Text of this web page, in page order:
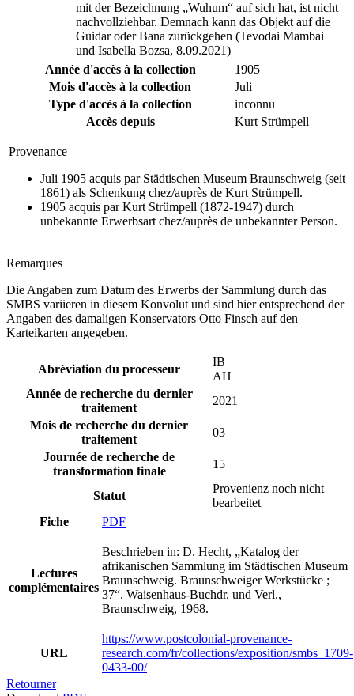
mit der Bezeichnung „Wuhum“ auf sich hat, ist nicht
nachvollziehbar. Demnach kann das Objekt auf die
Guidar oder Bana zurückgehen (Tevodai Mambai
und Isabella Bozsa, 8.09.2021)
Année d'accès à la collection
1905
Mois d'accès à la collection
Juli
Type d'accès à la collection
inconnu
Accès depuis
Kurt Strümpell
Provenance
Juli 1905 acquis par Städtischen Museum Braunschweig (seit
1861) als Schenkung chez/auprès de Kurt Strümpell.
1905 acquis par Kurt Strümpell (1872-1947) durch
unbekannte Erwerbsart chez/auprès de unbekannter Person.
Remarques
Die Angaben zum Datum des Erwerbs der Sammlung durch das
SMBS variieren in diesem Konvolut und sind hier entsprechend der
Angaben des damaligen Konservators Otto Finsch auf den
Karteikarten angegeben.
Abréviation du processeur
IB
AH
Année de recherche du dernier
traitement
2021
Mois de recherche du dernier
traitement
03
Journée de recherche de
transformation finale
15
Statut
Provenienz noch nicht
bearbeitet
Fiche
PDF
Lectures
complémentaires
Beschrieben in: D. Hecht, „Katalog der
afrikanischen Sammlung im Städtischen Museum
Braunschweig. Braunschweiger Werkstücke ;
37“. Waisenhaus-Buchdr. und Verl.,
Braunschweig, 1968.
URL
https://www.postcolonial-provenance-
research.com/fr/collections/exposition/smbs_1709-
0433-00/
Retourner